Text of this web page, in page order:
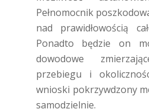
Pełnomocnik
nad prawidłowością
Ponadto będzie on
dowodowe
przebiegu i
wnioski pokrzywdzony
samodzielnie.